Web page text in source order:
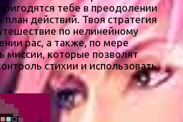
тебе в преодолении
действий. Твоя стратегия
по нелинейному
рас, а также, по мере
миссии, которые позволят
стихии и использовать